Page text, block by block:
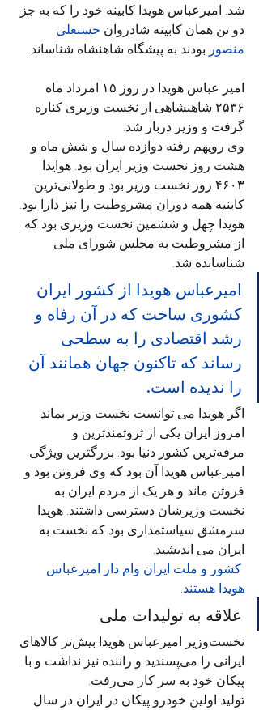
شد. امیرعباس هویدا کابینه خود را که به جز
دو تن همان کابینه شادروان حسنعلی
منصور بودند به پیشگاه شاهنشاه شناساند.
امیر عباس هویدا در روز ۱۵ امرداد ماه
۲۵۳۶ شاهنشاهی از نخست وزیری کناره
گرفت و وزیر دربار شد.
وی رویهم رفته دوازده سال و شش ماه و
هشت روز نخست وزیر ایران بود. هوایدا
۴۶۰۳ روز نخست وزیر بود و طولانی‌ترین
کابنیه همه دوران مشروطیت را نیز دارا بود.
هویدا چهل و ششمین نخست وزیری بود که
از مشروطیت به مجلس شورای ملی
شناسانده شد.
امیرعباس هویدا از کشور ایران
کشوری ساخت که در آن رفاه و
رشد اقتصادی را به سطحی
رساند که تاکنون جهان همانند آن
را ندیده است.
اگر هویدا می توانست نخست وزیر بماند
امروز ایران یکی از ثروتمندترین و
مرفه‌ترین کشور دنیا بود. بزرگترین ویژگی
امیرعباس هویدا آن بود که وی فروتن بود و
فروتن ماند و هر یک از مردم ایران به
نخست وزیرشان دسترسی داشتند. هویدا
سرمشق سیاستمداری بود که نخست به
ایران می اندیشید.
کشور و ملت ایران وام دار امیرعباس
هویدا هستند.
علاقه به تولیدات ملی
نخست‌وزیر امیرعباس هویدا بیش‌تر کالاهای
ایرانی را می‌پسندید و راننده نیز نداشت و با
پیکان خود به سر کار می‌رفت.
تولید اولین خودرو پیکان در ایران در سال